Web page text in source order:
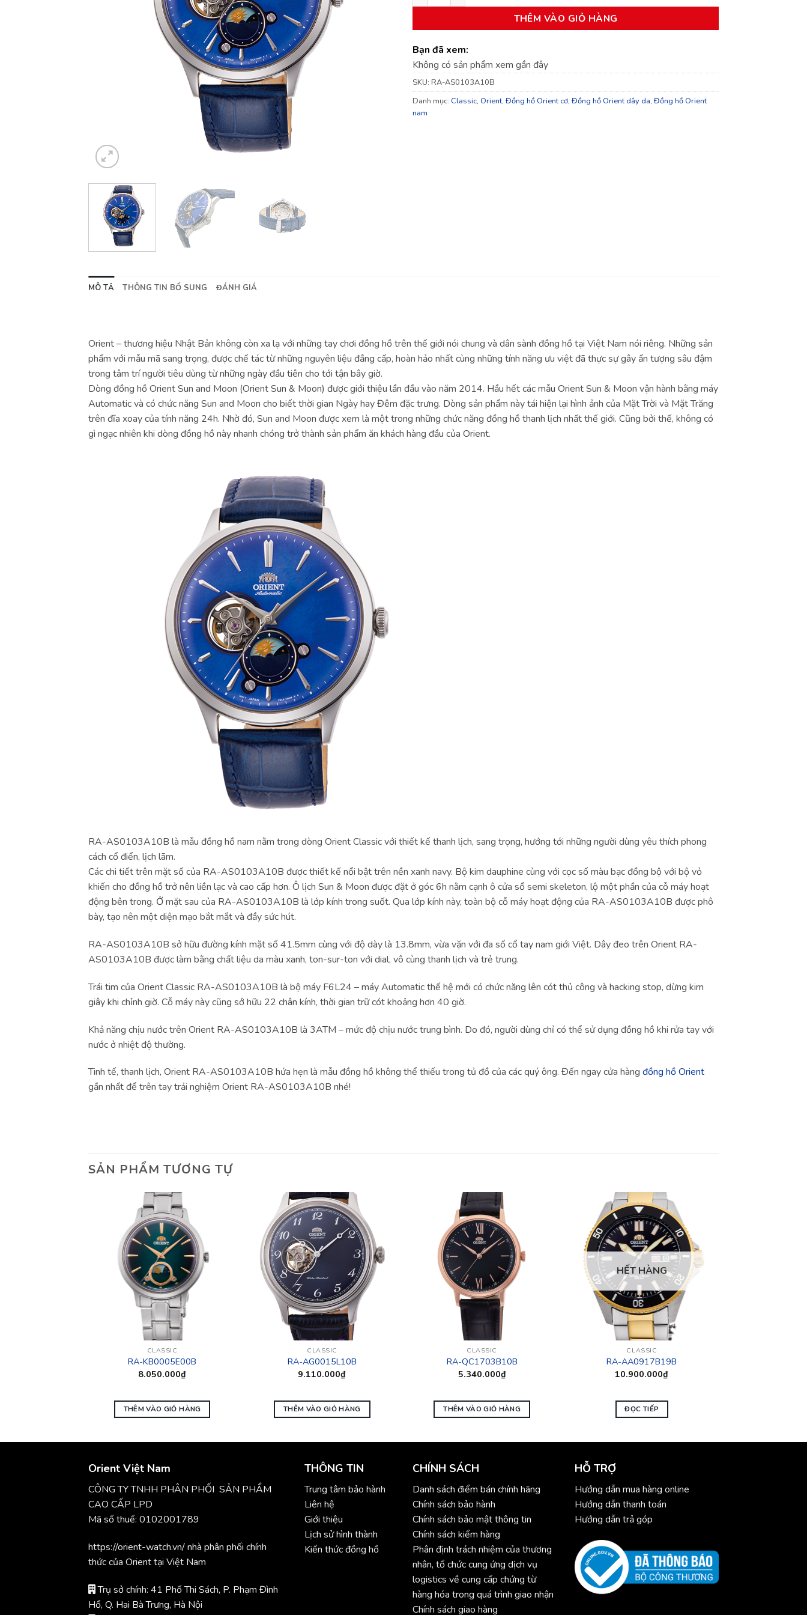
THÊM VÀO GIỎ HÀNG
Bạn đã xem:
Không có sản phẩm xem gần đây
SKU: RA-AS0103A10B
Danh mục: Classic, Orient, Đồng hồ Orient cơ, Đồng hồ Orient dây da, Đồng hồ Orient
nam
MÔ TẢ THÔNG TIN BỔ SUNG ĐÁNH GIÁ
Orient – thương hiệu Nhật Bản không còn xa lạ với những tay chơi đồng hồ trên thế giới nói chung và dân sành đồng hồ tại Việt Nam nói riêng. Những sản
phẩm với mẫu mã sang trọng, được chế tác từ những nguyên liệu đẳng cấp, hoàn hảo nhất cùng những tính năng ưu việt đã thực sự gây ấn tượng sâu đậm
trong tâm trí người tiêu dùng từ những ngày đầu tiên cho tới tận bây giờ.
Dòng đồng hồ Orient Sun and Moon (Orient Sun & Moon) được giới thiệu lần đầu vào năm 2014. Hầu hết các mẫu Orient Sun & Moon vận hành bằng máy
Automatic và có chức năng Sun and Moon cho biết thời gian Ngày hay Đêm đặc trưng. Dòng sản phẩm này tái hiện lại hình ảnh của Mặt Trời và Mặt Trăng
trên đĩa xoay của tính năng 24h. Nhờ đó, Sun and Moon được xem là một trong những chức năng đồng hồ thanh lịch nhất thế giới. Cũng bởi thế, không có
gì ngạc nhiên khi dòng đồng hồ này nhanh chóng trở thành sản phẩm ăn khách hàng đầu của Orient.
RA-AS0103A10B là mẫu đồng hồ nam nằm trong dòng Orient Classic với thiết kế thanh lịch, sang trọng, hướng tới những người dùng yêu thích phong
cách cổ điển, lịch lãm.
Các chi tiết trên mặt số của RA-AS0103A10B được thiết kế nổi bật trên nền xanh navy. Bộ kim dauphine cùng với cọc số màu bạc đồng bộ với bộ vỏ
khiến cho đồng hồ trở nên liền lạc và cao cấp hơn. Ô lịch Sun & Moon được đặt ở góc 6h nằm cạnh ô cửa sổ semi skeleton, lộ một phần của cỗ máy hoạt
động bên trong. Ở mặt sau của RA-AS0103A10B là lớp kính trong suốt. Qua lớp kính này, toàn bộ cỗ máy hoạt động của RA-AS0103A10B được phô
bày, tạo nên một diện mạo bắt mắt và đầy sức hút.
RA-AS0103A10B sở hữu đường kính mặt số 41.5mm cùng với độ dày là 13.8mm, vừa vặn với đa số cổ tay nam giới Việt. Dây đeo trên Orient RA-
AS0103A10B được làm bằng chất liệu da màu xanh, ton-sur-ton với dial, vô cùng thanh lịch và trẻ trung.
Trái tim của Orient Classic RA-AS0103A10B là bộ máy F6L24 – máy Automatic thế hệ mới có chức năng lên cót thủ công và hacking stop, dừng kim
giây khi chỉnh giờ. Cỗ máy này cũng sở hữu 22 chân kính, thời gian trữ cót khoảng hơn 40 giờ.
Khả năng chịu nước trên Orient RA-AS0103A10B là 3ATM – mức độ chịu nước trung bình. Do đó, người dùng chỉ có thể sử dụng đồng hồ khi rửa tay với
nước ở nhiệt độ thường.
Tinh tế, thanh lịch, Orient RA-AS0103A10B hứa hẹn là mẫu đồng hồ không thể thiếu trong tủ đồ của các quý ông. Đến ngay cửa hàng đồng hồ Orient
gần nhất để trên tay trải nghiệm Orient RA-AS0103A10B nhé!
SẢN PHẨM TƯƠNG TỰ
CLASSIC
RA-KB0005E00B
8.050.000₫
THÊM VÀO GIỎ HÀNG
CLASSIC
RA-AG0015L10B
9.110.000₫
THÊM VÀO GIỎ HÀNG
CLASSIC
RA-QC1703B10B
5.340.000₫
THÊM VÀO GIỎ HÀNG
HẾT HÀNG
CLASSIC
RA-AA0917B19B
10.900.000₫
ĐỌC TIẾP
Orient Việt Nam
CÔNG TY TNHH PHÂN PHỐI SẢN PHẨM
CAO CẤP LPD
Mã số thuế: 0102001789
https://orient-watch.vn/ nhà phân phối chính
thức của Orient tại Việt Nam
Trụ sở chính: 41 Phố Thi Sách, P. Phạm Đình
Hổ, Q. Hai Bà Trưng, Hà Nội
THÔNG TIN
Trung tâm bảo hành
Liên hệ
Giới thiệu
Lịch sử hình thành
Kiến thức đồng hồ
CHÍNH SÁCH
Danh sách điểm bán chính hãng
Chính sách bảo hành
Chính sách bảo mật thông tin
Chính sách kiểm hàng
Phân định trách nhiệm của thương
nhân, tổ chức cung ứng dịch vụ
logistics về cung cấp chứng từ
hàng hóa trong quá trình giao nhận
Chính sách giao hàng
HỖ TRỢ
Hướng dẫn mua hàng online
Hướng dẫn thanh toán
Hướng dẫn trả góp